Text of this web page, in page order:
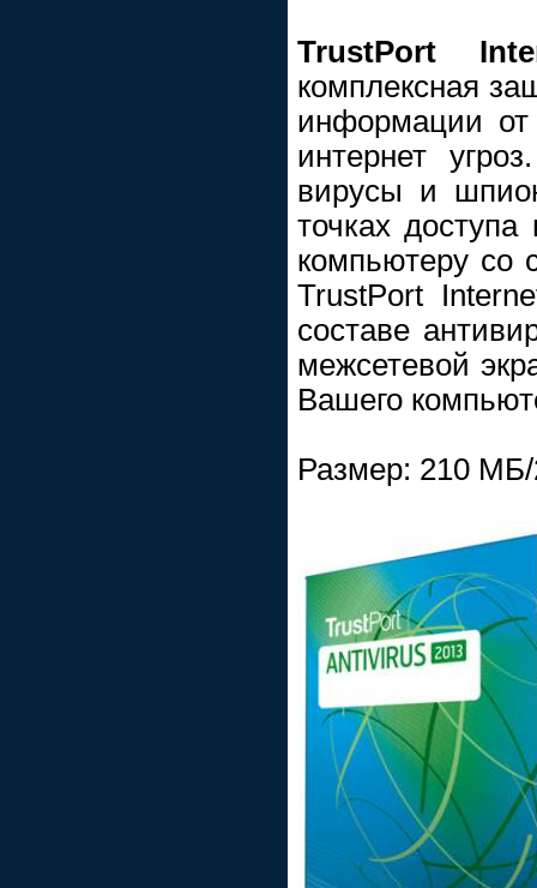
TrustPort
комплексная
информации
интернет
вирусы и
точках
компьютеру со
TrustPort
составе
межсетевой
Вашего
Размер: 210